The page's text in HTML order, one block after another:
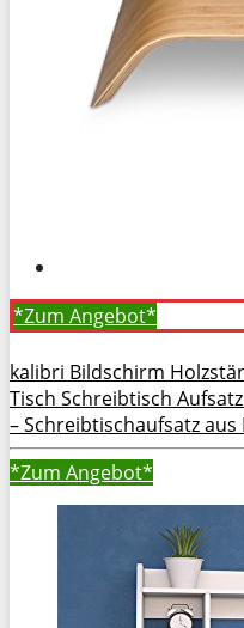
*Zum Angebot*
kalibri Bildschirm
Tisch Schreibtisch
– Schreibtischaufsatz aus
*Zum Angebot*